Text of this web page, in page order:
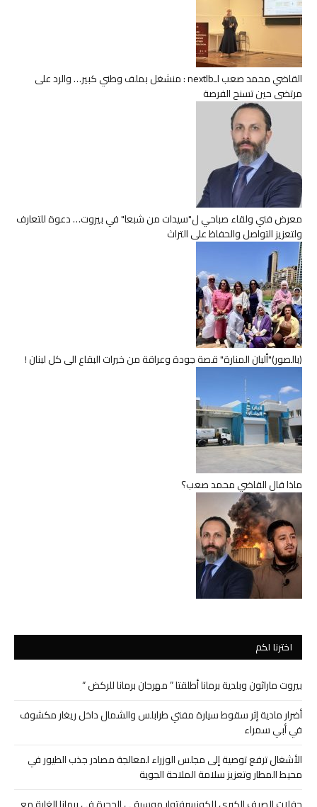
القاضي محمد صعب لـnextlb : منشغل بملف وطني كبير… والرد على
مرتضى حين تسنح الفرصة
معرض فني ولقاء صباحي ل"سيدات من شبعا" في بيروت… دعوة للتعارف
ولتعزيز التواصل والحفاظ على التراث
(بالصور)"ألبان المنارة" قصة جودة وعراقة من خيرات البقاع الى كل لبنان !
ماذا قال القاضي محمد صعب؟
اخترنا لكم
بيروت ماراثون وبلدية برمانا أطلقتا ” مهرجان برمانا للركض “
أضرار مادية إثر سقوط سيارة مفتي طرابلس والشمال داخل ريغار مكشوف
في أبي سمراء
الأشغال ترفع توصية إلى مجلس الوزراء لمعالجة مصادر جذب الطيور في
محيط المطار وتعزيز سلامة الملاحة الجوية